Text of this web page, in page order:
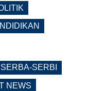
SERBA-SERBI
NEWS